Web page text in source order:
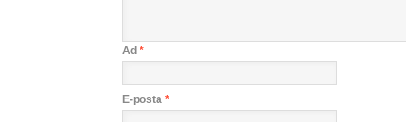
Ad *
E-posta *